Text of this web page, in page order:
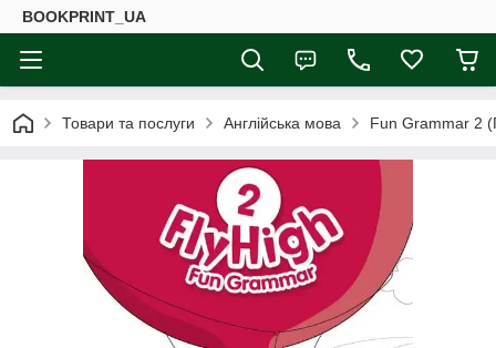
BOOKPRINT_UA
Товари та послуги Англійська мова Fun Grammar 2